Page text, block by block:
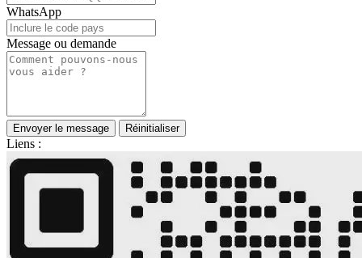
WhatsApp
Message ou demande
Envoyer le message Réinitialiser
Liens :